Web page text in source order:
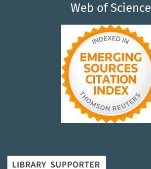
Web of Science